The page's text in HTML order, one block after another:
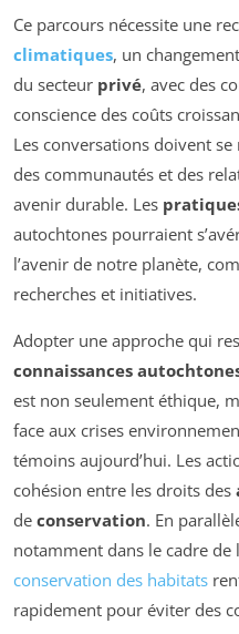
Ce parcours nécessite une
climatiques, un
du secteur privé, avec des
conscience des coûts
Les conversations doivent
des communautés et des
avenir durable. Les
autochtones pourraient
l’avenir de notre planète,
recherches et initiatives.
Adopter une approche qui
connaissances
est non seulement éthique,
face aux crises
témoins aujourd’hui. Les
cohésion entre les droits des
de conservation. En
notamment dans le cadre de
conservation des habitats
rapidement pour éviter des